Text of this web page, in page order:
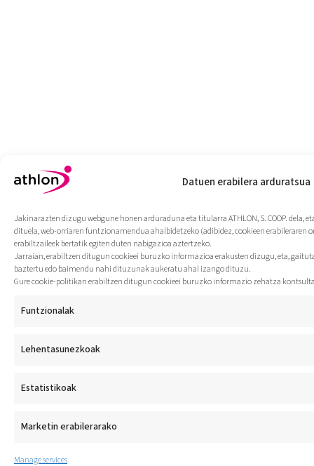
Datuen erabilera arduratsua
Jakinarazten dizugu webgune honen arduraduna eta titularra ATHLON, S. COOP. dela,
dituela, web-orriaren funtzionamendua ahalbidetzeko (adibidez, cookieen erabileraren
erabiltzaileek bertatik egiten duten nabigazioa aztertzeko.
Jarraian, erabiltzen ditugun cookieei buruzko informazioa erakusten dizugu, eta,
baztertu edo baimendu nahi dituzunak aukeratu ahal izango dituzu.
Gure cookie-politikan erabiltzen ditugun cookieei buruzko informazio zehatza
Funtzionalak
Lehentasunezkoak
Estatistikoak
Marketin erabilerarako
Manage services